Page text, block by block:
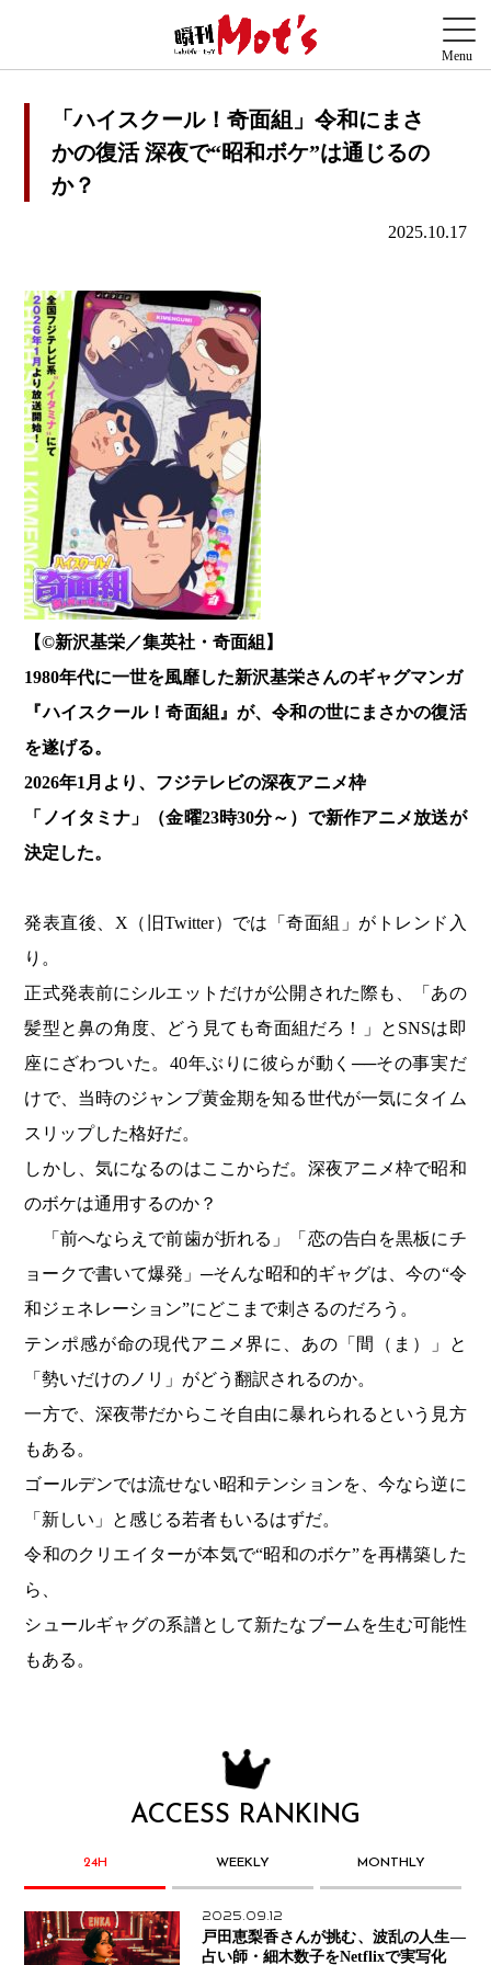
「ハイスクール！奇面組」令和にまさ
かの復活 深夜で“昭和ボケ”は通じるの
か？
2025.10.17
【©新沢基栄／集英社・奇面組】
1980年代に一世を風靡した新沢基栄さんのギャグマンガ
『ハイスクール！奇面組』が、令和の世にまさかの復活
を遂げる。
2026年1月より、フジテレビの深夜アニメ枠
「ノイタミナ」（金曜23時30分～）で新作アニメ放送が
決定した。
発表直後、X（旧Twitter）では「奇面組」がトレンド入
り。
正式発表前にシルエットだけが公開された際も、「あの
髪型と鼻の角度、どう見ても奇面組だろ！」とSNSは即
座にざわついた。40年ぶりに彼らが動く──その事実だ
けで、当時のジャンプ黄金期を知る世代が一気にタイム
スリップした格好だ。
しかし、気になるのはここからだ。深夜アニメ枠で昭和
のボケは通用するのか？
「前へならえで前歯が折れる」「恋の告白を黒板にチ
ョークで書いて爆発」─そんな昭和的ギャグは、今の“令
和ジェネレーション”にどこまで刺さるのだろう。
テンポ感が命の現代アニメ界に、あの「間（ま）」と
「勢いだけのノリ」がどう翻訳されるのか。
一方で、深夜帯だからこそ自由に暴れられるという見方
もある。
ゴールデンでは流せない昭和テンションを、今なら逆に
「新しい」と感じる若者もいるはずだ。
令和のクリエイターが本気で“昭和のボケ”を再構築した
ら、
シュールギャグの系譜として新たなブームを生む可能性
もある。
ACCESS RANKING
24H WEEKLY MONTHLY
2025.09.12
戸田恵梨香さんが挑む、波乱の人生―
占い師・細木数子をNetflixで実写化